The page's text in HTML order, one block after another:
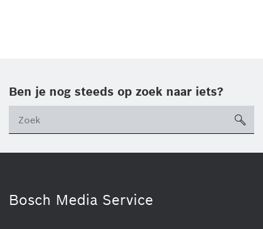
Ben je nog steeds op zoek naar iets?
Bosch Media Service